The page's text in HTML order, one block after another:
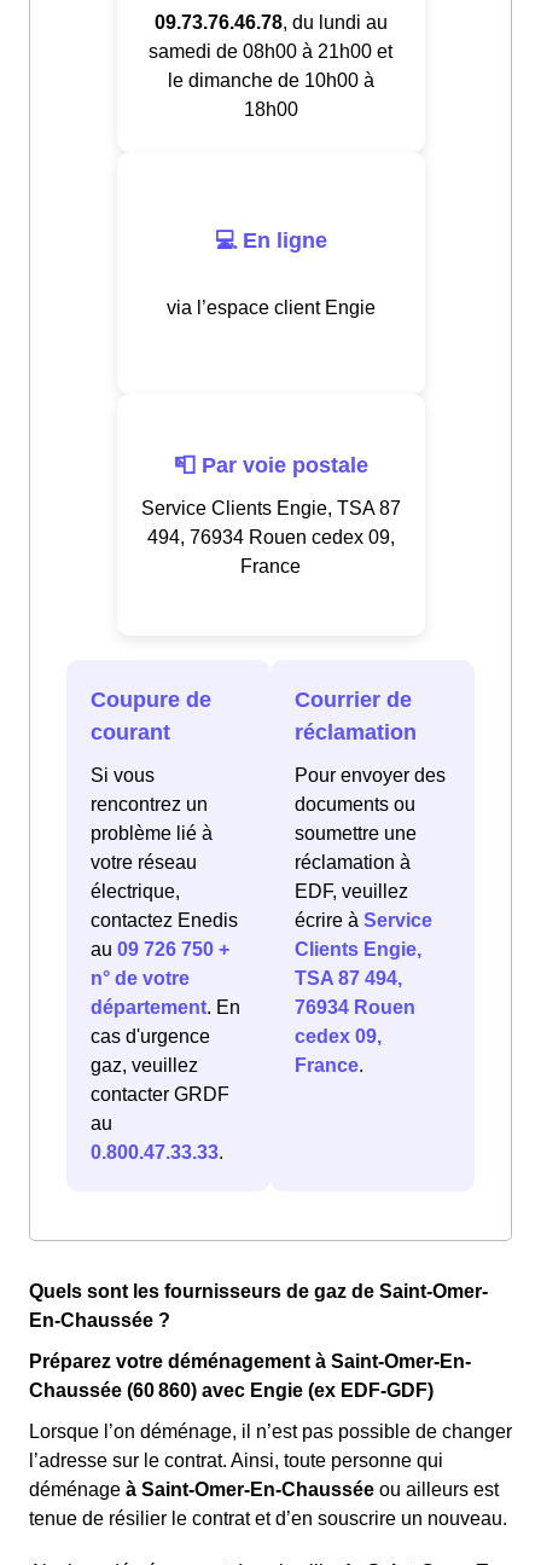
09.73.76.46.78, du lundi au
samedi de 08h00 à 21h00 et
le dimanche de 10h00 à
18h00
💻 En ligne
via l’espace client Engie
📮 Par voie postale
Service Clients Engie, TSA 87
494, 76934 Rouen cedex 09,
France
Coupure de
courant
Si vous
rencontrez un
problème lié à
votre réseau
électrique,
contactez Enedis
au 09 726 750 +
n° de votre
département. En
cas d'urgence
gaz, veuillez
contacter GRDF
au
0.800.47.33.33.
Courrier de
réclamation
Pour envoyer des
documents ou
soumettre une
réclamation à
EDF, veuillez
écrire à Service
Clients Engie,
TSA 87 494,
76934 Rouen
cedex 09,
France.
Quels sont les fournisseurs de gaz de Saint-Omer-
En-Chaussée ?
Préparez votre déménagement à Saint-Omer-En-
Chaussée (60 860) avec Engie (ex EDF-GDF)
Lorsque l’on déménage, il n’est pas possible de changer
l’adresse sur le contrat. Ainsi, toute personne qui
déménage à Saint-Omer-En-Chaussée ou ailleurs est
tenue de résilier le contrat et d’en souscrire un nouveau.